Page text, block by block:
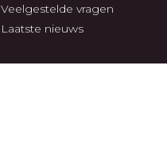
Veelgestelde vragen
Laatste nieuws